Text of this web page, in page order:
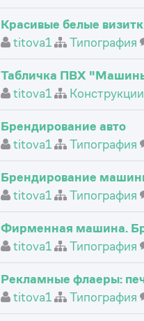
Красивые белые
titova1
Типография
Табличка ПВХ
titova1
Брендирование авто
titova1
Типография
Брендирование
titova1
Типография
Фирменная машина.
titova1
Типография
Рекламные флаеры:
titova1
Типография